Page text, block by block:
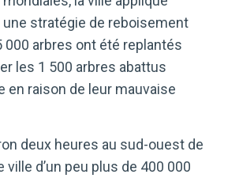
stratégie de reboisement
000 arbres ont été replantés
les 1 500 arbres abattus
en raison de leur mauvaise
deux heures au sud-ouest de
ville d’un peu plus de 400 000